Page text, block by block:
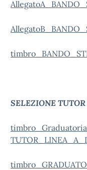
SELEZIONE
timbro_Graduatoria